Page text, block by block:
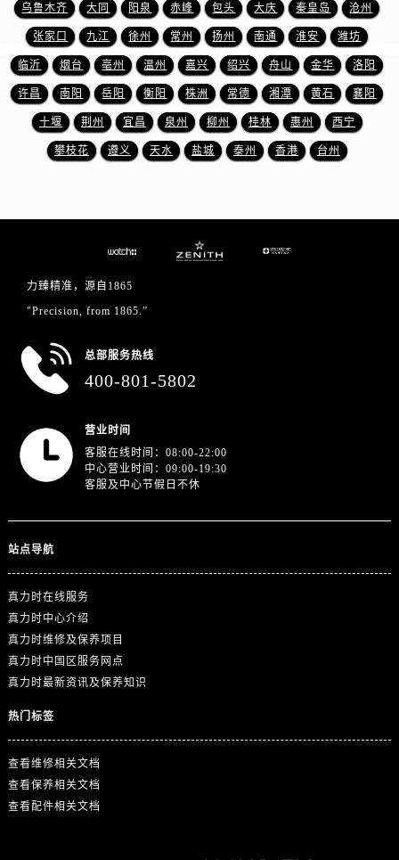
浙江省嘉兴市南湖区广益路705号嘉兴世界贸易中心A座13层1304室真力时售后服务中心（需提前预约）
浙江省金华市金东区东市南街777号金华万达广场4号楼22楼2209室真力时售后服务中心（需提前预约）
浙江省丽水市莲都区解放街真力时售后服务中心（需提前预约）
浙江省宁波市江北区大闸南路500号来福士广场办公楼20层2009室真力时售后服务中心（需提前预约）
浙江省衢州市柯城区上街真力时售后服务中心（需提前预约）
澳门特别行政区风顺堂区南湾大马路真力时售后服务中心（需提前预约）
广东省深圳市罗湖区深南东路5001号华润大厦17层1701室真力时售后服务中心（需提前预约）
乌鲁木齐 大同 阳泉 赤峰 包头 大庆 秦皇岛 沧州
张家口 九江 徐州 常州 扬州 南通 淮安 潍坊
临沂 烟台 亳州 温州 嘉兴 绍兴 舟山 金华 洛阳
许昌 南阳 岳阳 衡阳 株洲 常德 湘潭 黄石 襄阳
十堰 荆州 宜昌 泉州 柳州 桂林 惠州 西宁
攀枝花 遵义 天水 盐城 泰州 香港 台州
力臻精准，源自1865
"Precision, from 1865.”
总部服务热线
400-801-5802
营业时间
客服在线时间：08:00-22:00
中心营业时间：09:00-19:30
客服及中心节假日不休
站点导航
真力时在线服务
真力时中心介绍
真力时维修及保养项目
真力时中国区服务网点
真力时最新资讯及保养知识
热门标签
查看维修相关文档
查看保养相关文档
查看配件相关文档